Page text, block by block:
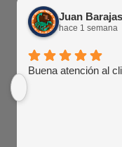
Juan Barajas
hace 1 semana
Buena atención al